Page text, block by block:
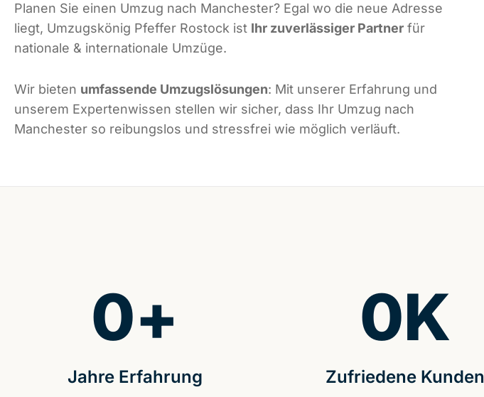
Planen Sie einen Umzug nach Manchester? Egal wo die neue Adresse
liegt, Umzugskönig Pfeffer Rostock ist Ihr zuverlässiger Partner für
nationale & internationale Umzüge.
Wir bieten umfassende Umzugslösungen: Mit unserer Erfahrung und
unserem Expertenwissen stellen wir sicher, dass Ihr Umzug nach
Manchester so reibungslos und stressfrei wie möglich verläuft.
Jahre Erfahrung
0+
Zufriedene Kunden
0K